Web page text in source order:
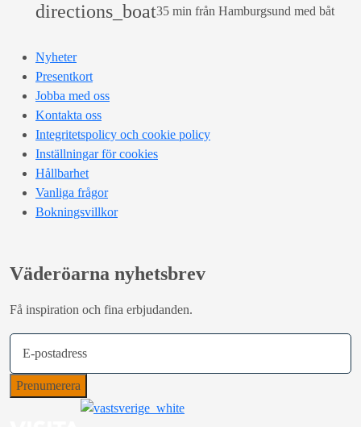
directions_boat35 min från Hamburgsund med båt
Nyheter
Presentkort
Jobba med oss
Kontakta oss
Integritetspolicy och cookie policy
Inställningar för cookies
Hållbarhet
Vanliga frågor
Bokningsvillkor
Väderöarna nyhetsbrev
Få inspiration och fina erbjudanden.